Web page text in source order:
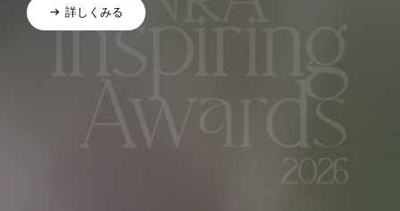
詳しくみる